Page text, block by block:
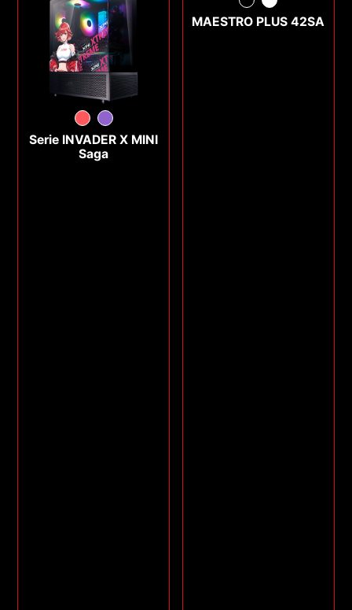
Serie INVADER X MINI
Saga
MAESTRO PLUS 42SA